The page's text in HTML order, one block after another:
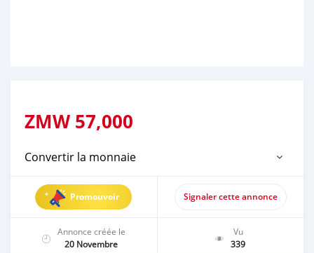
ZMW 57,000
Convertir la monnaie
Promouvoir Signaler cette annonce
Annonce créée le
20 Novembre
Vu
339